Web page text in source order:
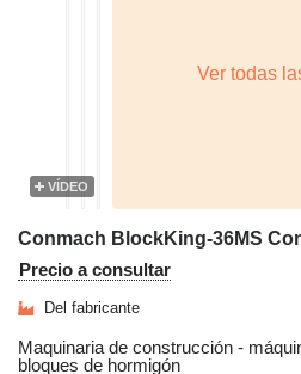
VÍDEO
Precio a consultar
Del fabricante
Maquinaria de construcción -
bloques de hormigón